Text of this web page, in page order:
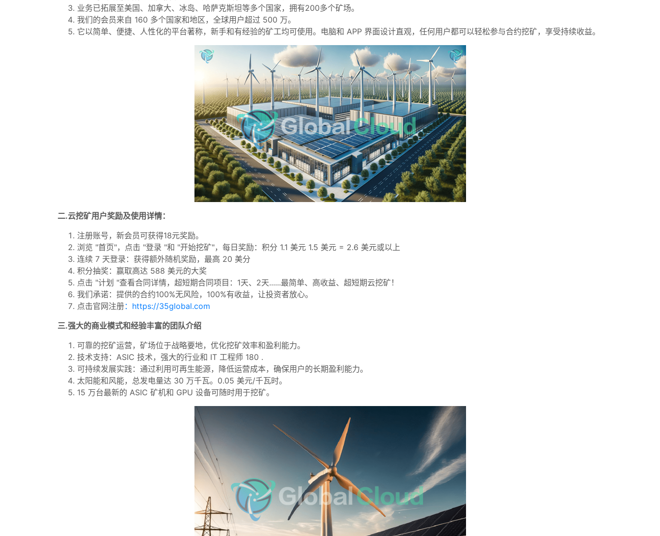
业务已拓展至美国、加拿大、冰岛、哈萨克斯坦等多个国家，拥有200多个矿场。
我们的会员来自 160 多个国家和地区，全球用户超过 500 万。
它以简单、便捷、人性化的平台著称，新手和有经验的矿工均可使用。电脑和 APP 界面设计直观，任何用户都可以轻松参与合约挖矿，享受持续收益。
二.云挖矿用户奖励及使用详情：
注册账号，新会员可获得18元奖励。
浏览 "首页"，点击 "登录 "和 "开始挖矿"，每日奖励：积分 1.1 美元 1.5 美元 = 2.6 美元或以上
连续 7 天登录：获得额外随机奖励，最高 20 美分
积分抽奖：赢取高达 588 美元的大奖
点击 "计划 "查看合同详情，超短期合同项目：1天、2天......最简单、高收益、超短期云挖矿！
我们承诺：提供的合约100%无风险，100%有收益，让投资者放心。
点击官网注册：https://35global.com
三.强大的商业模式和经验丰富的团队介绍
可靠的挖矿运营，矿场位于战略要地，优化挖矿效率和盈利能力。
技术支持：ASIC 技术，强大的行业和 IT 工程师 180 .
可持续发展实践：通过利用可再生能源，降低运营成本，确保用户的长期盈利能力。
太阳能和风能，总发电量达 30 万千瓦。0.05 美元/千瓦时。
15 万台最新的 ASIC 矿机和 GPU 设备可随时用于挖矿。